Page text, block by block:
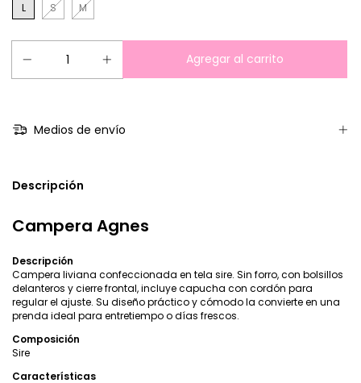
L
S M
Medios de envío
Descripción
Campera Agnes
Descripción
Campera liviana confeccionada en tela sire. Sin forro, con bolsillos
delanteros y cierre frontal, incluye capucha con cordón para
regular el ajuste. Su diseño práctico y cómodo la convierte en una
prenda ideal para entretiempo o días frescos.
Composición
Sire
Características